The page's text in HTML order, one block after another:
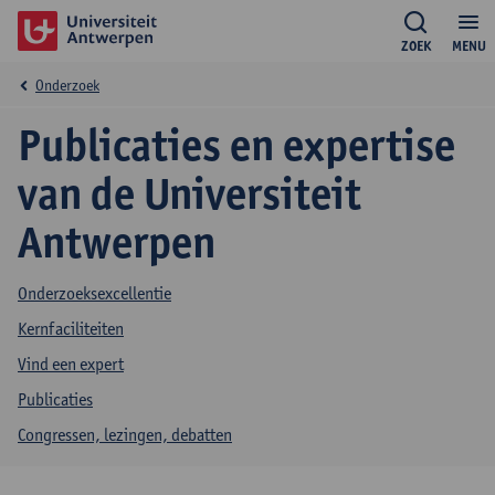
MENU
ZOEK
Publicaties en expertise
van de Universiteit
Antwerpen
Onderzoek
Onderzoeksexcellentie
Kernfaciliteiten
Vind een expert
Publicaties
Congressen, lezingen, debatten